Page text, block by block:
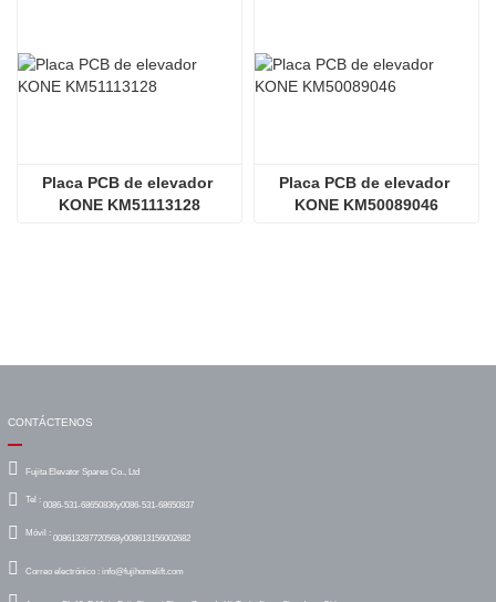
Placa PCB de elevador
KONE KM51113128
Placa PCB de elevador
KONE KM50089046
CONTÁCTENOS
Fujita Elevator Spares Co., Ltd
Tel : 0086-531-68650836y0086-531-68650837
Móvil : 008613287720568y008613156002682
Correo electrónico : info@fujihomelift.com